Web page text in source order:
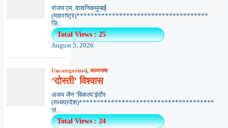
संजय एम. वासनिकमुम्बई
(महाराष्ट्र)*************************************
ज़ि...
Total Views : 25
August 5, 2026
Uncategorized,काव्यभाषा
‘दोस्ती’ विश्वास
अजय जैन ‘विकल्प’इंदौर
(मध्यप्रदेश)**************************************
ज़...
Total Views : 24